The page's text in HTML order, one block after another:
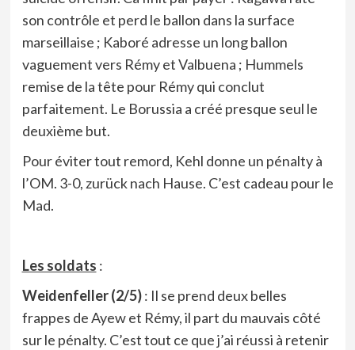
son contrôle et perd le ballon dans la surface
marseillaise ; Kaboré adresse un long ballon
vaguement vers Rémy et Valbuena ; Hummels
remise de la tête pour Rémy qui conclut
parfaitement. Le Borussia a créé presque seul le
deuxième but.
Pour éviter tout remord, Kehl donne un pénalty à
l’OM. 3-0, zurück nach Hause. C’est cadeau pour le
Mad.
Les soldats :
Weidenfeller (2/5): Il se prend deux belles
frappes de Ayew et Rémy, il part du mauvais côté
sur le pénalty. C’est tout ce que j’ai réussi à retenir